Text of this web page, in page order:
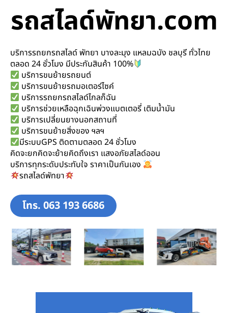
รถสไลด์พัทยา.com
บริการรถยกรถสไลด์ พัทยา บางละมุง แหลมฉบัง ชลบุรี ทั่วไทย
ตลอด 24 ชั่วโมง มีประกันสินค้า 100%
บริการขนย้ายรถยนต์
บริการขนย้ายรถมอเตอร์ไซค์
บริการรถยกรถสไลด์ไกลก็ฉัน
บริการช่วยเหลือฉุกเฉินพ่วงแบตเตอรี่ เติมน้ำมัน
บริการเปลี่ยนยางนอกสถานที่
บริการขนย้ายสิ่งของ ฯลฯ
มีระบบGPS ติดตามตลอด 24 ชั่วโมง
คิดจะยกคิดจะย้ายคิดถึงเรา แสงอภัยสไลด์ออน
บริการทุกระดับประทับใจ ราคาเป็นกันเอง
รถสไลด์พัทยา
โทร. 063 193 6686